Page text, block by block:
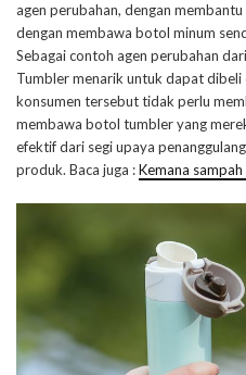
agen perubahan, dengan
dengan membawa botol minum
Sebagai contoh agen perubahan
Tumbler menarik untuk dapat dibeli
konsumen tersebut tidak perlu
membawa botol tumbler yang
efektif dari segi upaya
produk. Baca juga :Kemana